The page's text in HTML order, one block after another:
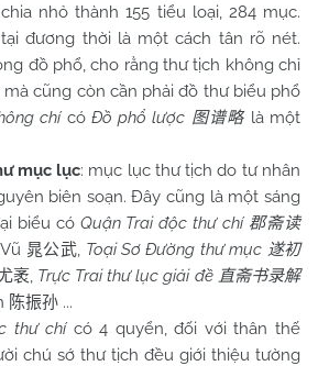
nhỏ thành 155 tiểu loại, 284 mục.
đương thời là một cách tân rõ nét.
đồ phổ, cho rằng thư tịch không chỉ
cũng còn cần phải đồ thư biểu phổ
chícó Đồ phổ lược 图谱略là một
mục lục: mục lục thư tịch do tư nhân
biên soạn. Đây cũng là một sáng
biểu có Quận Trai độc thư chí 郡斋读
晁公武, Toại Sơ Đường thư mục 遂初
袤, Trực Trai thư lục giải đề 直斋书录解
陈振孙 ...
thư chícó 4 quyển, đối với thân thế
chú sớ thư tịch đều giới thiệu tường